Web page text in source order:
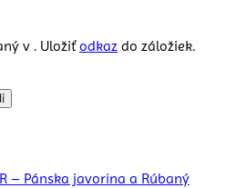
v . Uložiťodkaz do záložiek.
– Pánska javorina a Rúbaný